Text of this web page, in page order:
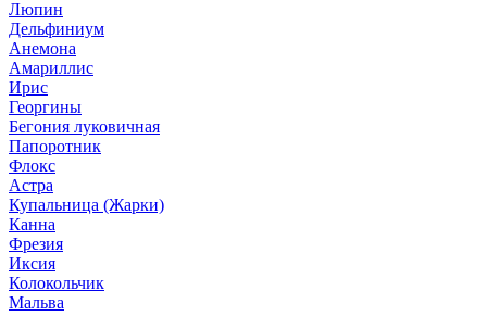
Люпин
Дельфиниум
Анемона
Амариллис
Ирис
Георгины
Бегония луковичная
Папоротник
Флокс
Астра
Купальница (Жарки)
Канна
Фрезия
Иксия
Колокольчик
Мальва